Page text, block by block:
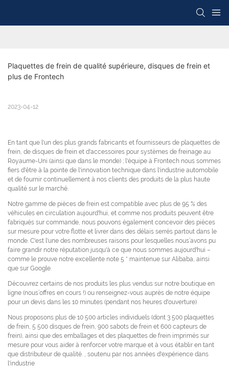
Plaquettes de frein de qualité supérieure, disques de frein et
plus de Frontech
2023-04-12
En tant que l'un des plus grands fabricants et fournisseurs de plaquettes de
frein, de disques de frein et d'accessoires pour systèmes de freinage au
Royaume-Uni (ainsi que dans le monde) ; l'équipe à Frontech nous sommes
fiers d'être à la pointe de l'innovation technique dans l'industrie automobile
et de fournir continuellement à nos clients des produits de la plus haute
qualité sur le marché.
Notre gamme de pièces de frein est compatible avec plus de 95 % des
véhicules en circulation aujourd'hui, et comme nos produits peuvent être
fabriqués sur commande, nous pouvons également concevoir des pièces
sur mesure pour votre flotte et livrer dans des délais serrés partout dans le
monde. C'est l'une des nombreuses raisons pour lesquelles nous’avons pu
faire grandir notre réputation jusqu'à ce que nous sommes aujourd'hui –
comme le prouve notre excellente note 5 * maintenue sur Alibaba, ainsi
que sur Google.
Découvrez certains de nos produits les plus vendus sur notre boutique en
ligne (nous’offres en cours !) ou renseignez-vous auprès de notre équipe
pour un devis dans les 10 minutes (pendant nos heures d'ouverture)
Nous proposons plus de 10 500 articles individuels (dont 3 500 plaquettes
de frein, 5 500 disques de frein, 900 sabots de frein et 600 capteurs de
frein), ainsi que des emballages et des plaquettes de frein imprimés sur
mesure pour vous aider à renforcer votre marque et à vous établir en tant
que distributeur de qualité. , soutenu par nos années d'expérience dans
l'industrie